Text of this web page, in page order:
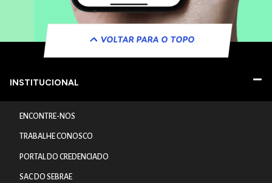
VOLTAR PARA O TOPO
INSTITUCIONAL
ENCONTRE-NOS
TRABALHE CONOSCO
PORTAL DO CREDENCIADO
SAC DO SEBRAE